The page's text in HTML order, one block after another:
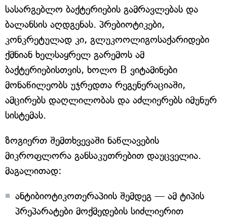
სასარგებლო ბაქტერიების გამრავლებას და
ბალანსის აღდგენას. პრებიოტიკები,
კონკრეტულად კი, გლუკოოლიგოსაქარიდები
ქმნიან ხელსაყრელ გარემოს ამ
ბაქტერიებისთვის, ხოლო B ვიტამინები
მონაწილეობს უჯრედთა რეგენერაციაში,
ამცირებს დაღლილობას და აძლიერებს იმუნურ
სისტემას.
ზოგიერთ შემთხვევაში ნაწლავების
მიკროფლორა განსაკუთრებით დაუცველია.
მაგალითად:
ანტიბიოტიკოთერაპიის შემდეგ — ამ ტიპის
პრეპარატები მოქმედების სიძლიერით